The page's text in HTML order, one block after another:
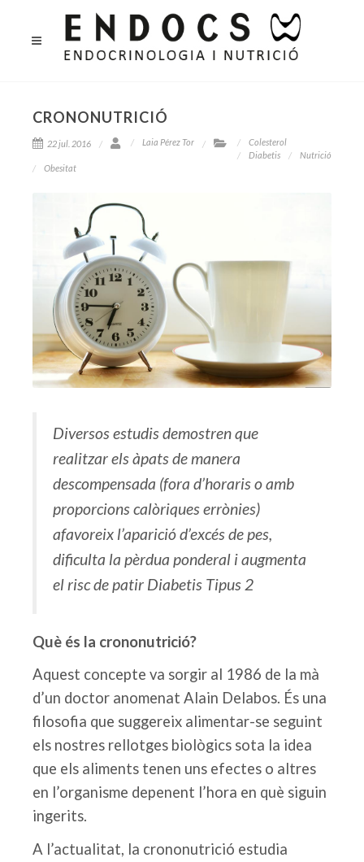
CRONONUTRICIÓ
22 jul. 2016 Laia Pérez Tor
Colesterol
Diabetis
Nutrició
Obesitat
Diversos estudis demostren que
realitzar els àpats de manera
descompensada (fora d’horaris o amb
proporcions calòriques errònies)
afavoreix l’aparició d’excés de pes,
dificulta la pèrdua ponderal i augmenta
el risc de patir Diabetis Tipus 2
Què és la crononutrició?
Aquest concepte va sorgir al 1986 de la mà
d’un doctor anomenat Alain Delabos. És una
filosofia que suggereix alimentar-se seguint
els nostres rellotges biològics sota la idea
que els aliments tenen uns efectes o altres
en l’organisme depenent l’hora en què siguin
ingerits.
A l’actualitat, la crononutrició estudia